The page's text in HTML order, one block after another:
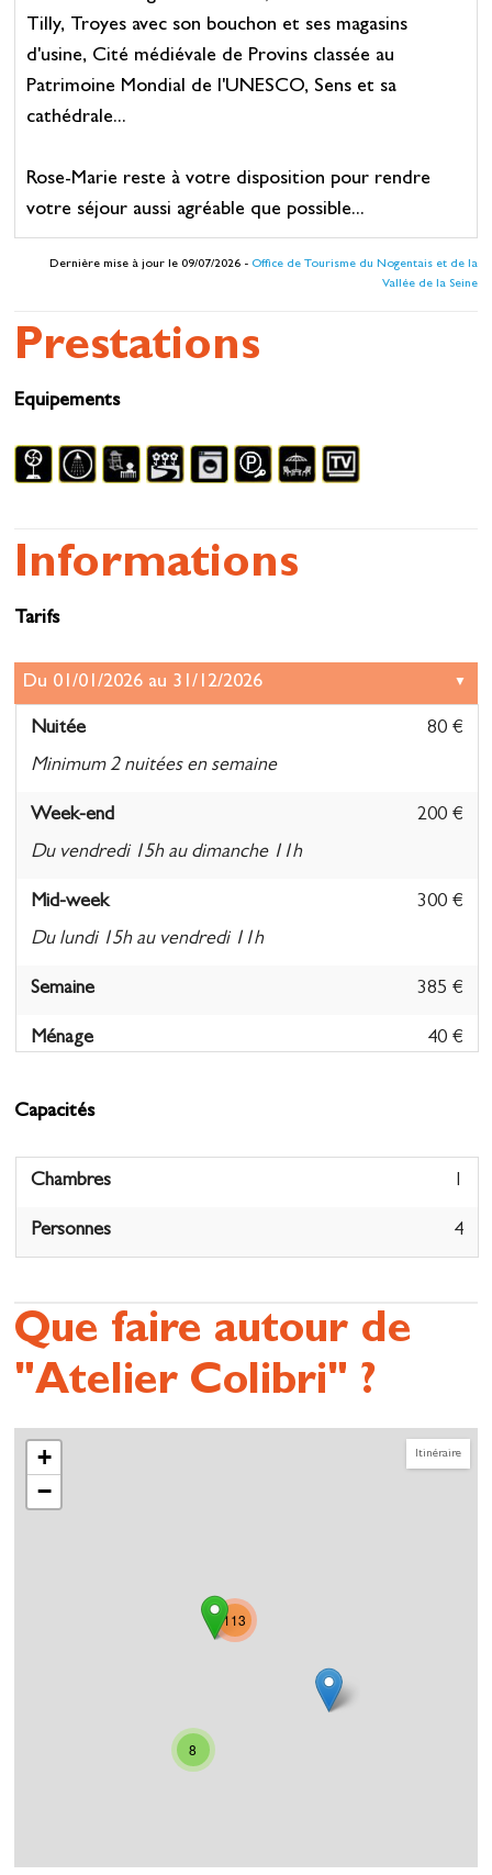
Tilly, Troyes avec son bouchon et ses magasins
d'usine, Cité médiévale de Provins classée au
Patrimoine Mondial de l'UNESCO, Sens et sa
cathédrale...
Rose-Marie reste à votre disposition pour rendre
votre séjour aussi agréable que possible...
Dernière mise à jour le 09/07/2026 - Office de Tourisme du Nogentais et de la
Vallée de la Seine
Prestations
Equipements
Informations
Tarifs
Nuitée
80 €
Minimum 2 nuitées en semaine
Week-end
200 €
Du vendredi 15h au dimanche 11h
Mid-week
300 €
Du lundi 15h au vendredi 11h
Semaine 385 €
Ménage 40 €
Capacités
Chambres 1
Personnes 4
Que faire autour de
"Atelier Colibri" ?
Itinéraire
8
113
+
−